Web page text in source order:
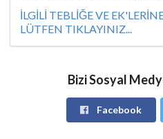
İLGİLİ TEBLİĞE VE
LÜTFEN TIKLAYINIZ...
Bizi Sosyal
Facebook